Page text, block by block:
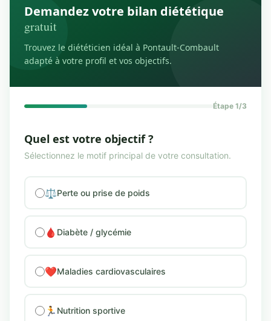
Demandez votre bilan diététique
gratuit
Trouvez le diététicien idéal à Pontault-Combault
adapté à votre profil et vos objectifs.
Étape 1/3
Quel est votre objectif ?
Sélectionnez le motif principal de votre consultation.
⚖️Perte ou prise de poids
🩸 Diabète / glycémie
❤️Maladies cardiovasculaires
🏃 Nutrition sportive